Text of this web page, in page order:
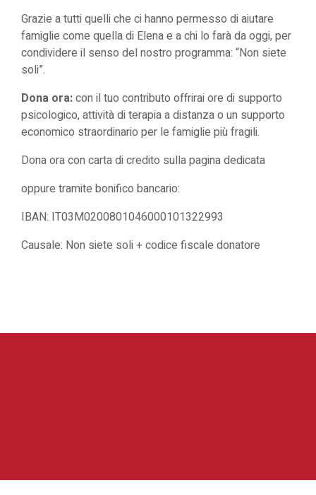
Grazie a tutti quelli che ci hanno permesso di aiutare
famiglie come quella di Elena e a chi lo farà da oggi, per
condividere il senso del nostro programma: “Non siete
soli”.
Dona ora:con il tuo contributo offrirai ore di supporto
psicologico, attività di terapia a distanza o un supporto
economico straordinario per le famiglie più fragili.
Dona oracon carta di credito sulla pagina dedicata
oppure tramite bonifico bancario:
IBAN: IT03M0200801046000101322993
Causale: Non siete soli + codice fiscale donatore